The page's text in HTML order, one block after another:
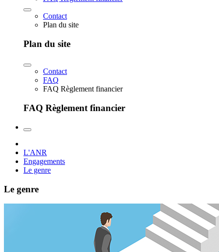
Contact
Plan du site
Plan du site
Contact
FAQ
FAQ Règlement financier
FAQ Règlement financier
L'ANR
Engagements
Le genre
Le genre